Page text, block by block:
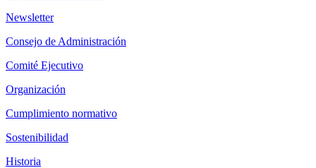
Newsletter
Consejo de Administración
Comité Ejecutivo
Organización
Cumplimiento normativo
Sostenibilidad
Historia